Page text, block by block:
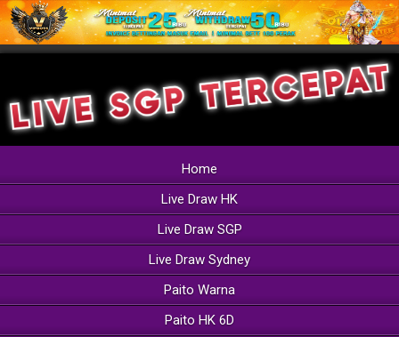
Home
Live Draw HK
Live Draw SGP
Live Draw Sydney
Paito Warna
Paito HK 6D